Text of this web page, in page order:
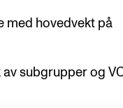
med hovedvekt på
subgrupper og